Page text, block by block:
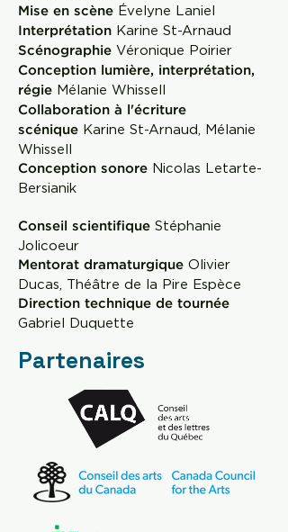
Mise en scène Évelyne Laniel
Interprétation Karine St-Arnaud
Scénographie Véronique Poirier
Conception lumière, interprétation,
régie Mélanie Whissell
Collaboration à l'écriture
scénique Karine St-Arnaud, Mélanie
Whissell
Conception sonore Nicolas Letarte-
Bersianik
Conseil scientifique Stéphanie
Jolicoeur
Mentorat dramaturgique Olivier
Ducas, Théâtre de la Pire Espèce
Direction technique de tournée
Gabriel Duquette
Partenaires